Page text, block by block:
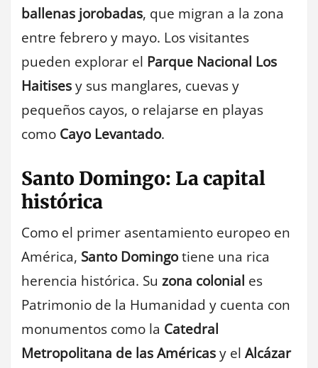
ballenas jorobadas, que migran a la zona
entre febrero y mayo. Los visitantes
pueden explorar el Parque Nacional Los
Haitisesy sus manglares, cuevas y
pequeños cayos, o relajarse en playas
como Cayo Levantado.
Santo Domingo: La capital
histórica
Como el primer asentamiento europeo en
América, Santo Domingotiene una rica
herencia histórica. Su zona colonial es
Patrimonio de la Humanidad y cuenta con
monumentos como la Catedral
Metropolitana de las Américasy el Alcázar